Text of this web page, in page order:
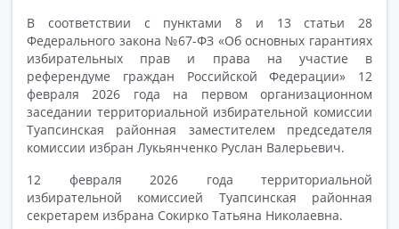
В соответствии с пунктами 8 и 13 статьи 28
Федерального закона №67-ФЗ «Об основных гарантиях
избирательных прав и права на участие в
референдуме граждан Российской Федерации» 12
февраля 2026 года на первом организационном
заседании территориальной избирательной комиссии
Туапсинская районная заместителем председателя
комиссии избран Лукьянченко Руслан Валерьевич.
12 февраля 2026 года территориальной
избирательной комиссией Туапсинская районная
секретарем избрана Сокирко Татьяна Николаевна.